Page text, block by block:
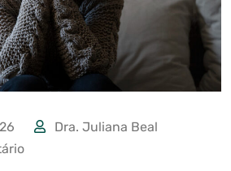
Dra. Juliana Beal